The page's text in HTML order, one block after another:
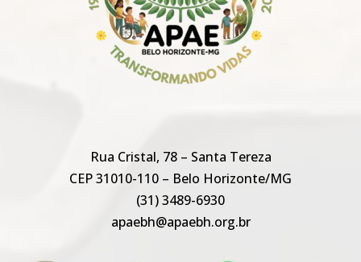
Rua Cristal, 78 – Santa Tereza
CEP 31010-110 – Belo Horizonte/MG
(31) 3489-6930
apaebh@apaebh.org.br